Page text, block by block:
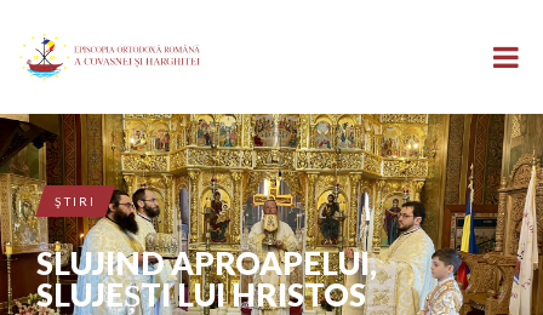
ŞTIRI
SLUJIND APROAPELUI,
SLUJEȘTI LUI HRISTOS